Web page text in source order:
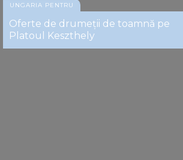
UNGARIA PENTRU
Oferte de drumeții de toamnă pe
Platoul Keszthely